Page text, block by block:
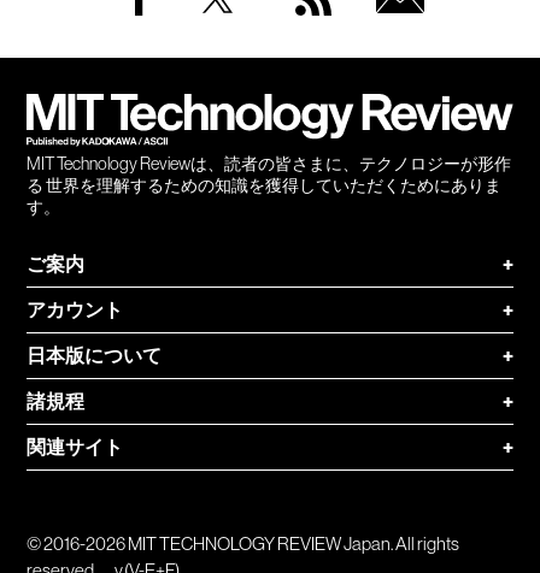
MIT Technology Reviewは、読者の皆さまに、テクノロジーが形作
る 世界を理解するための知識を獲得していただくためにありま
す。
ご案内
+
アカウント
+
日本版について
+
諸規程
+
関連サイト
+
© 2016-2026 MIT TECHNOLOGY REVIEW Japan. All rights